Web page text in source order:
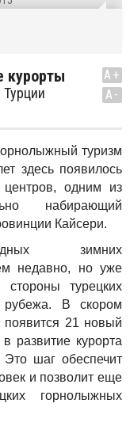
курорты
A+
A-
туризм
здесь появилось
центров, одним из
набирающий
Кайсери.
зимних
недавно, но уже
турецких
рубежа. В скором
21 новый
развитие курорта
шаг обеспечит
и позволит еще
горнолыжных